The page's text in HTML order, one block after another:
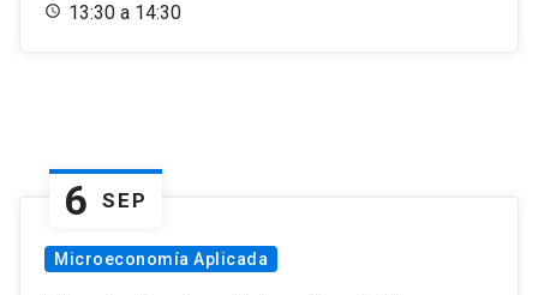
13:30 a 14:30
6 SEP
Microeconomía Aplicada